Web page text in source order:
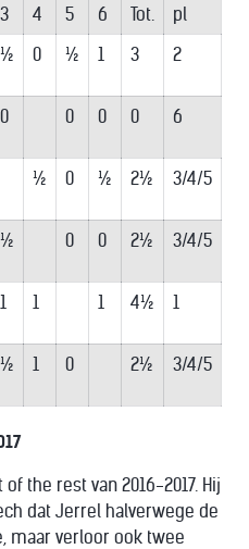
3 4 5 6 Tot.
pl
½ 0 ½ 1 3 2
0 0 0 0 6
½ 0 ½ 2½ 3/4/5
½ 0 0 2½ 3/4/5
1 1 1 4½ 1
½ 1 0 2½ 3/4/5
the rest van 2016-2017. Hij
dat Jerrel halverwege de
maar verloor ook twee